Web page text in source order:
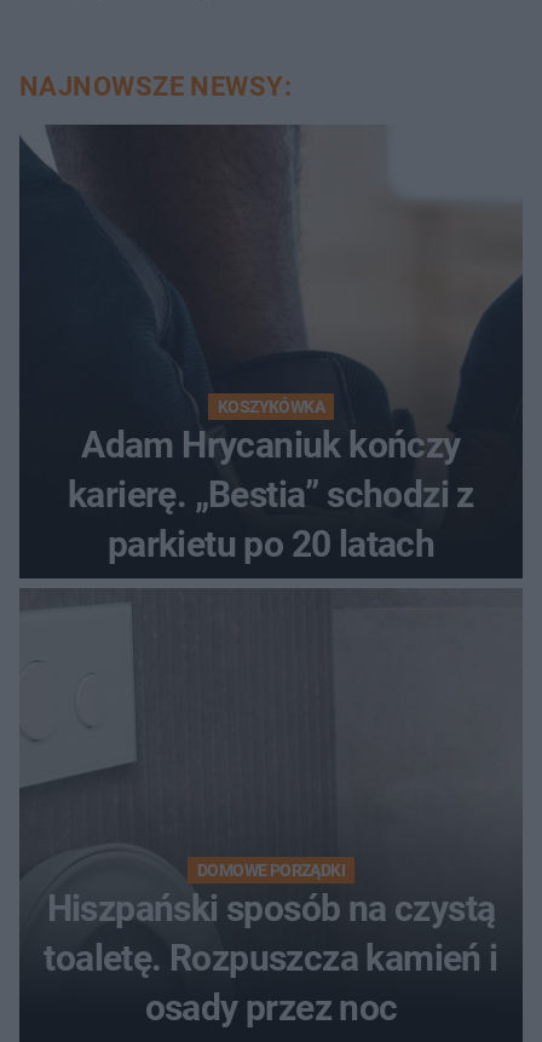
NAJNOWSZE NEWSY:
KOSZYKÓWKA
Adam Hrycaniuk kończy
karierę. „Bestia” schodzi z
parkietu po 20 latach
DOMOWE PORZĄDKI
Hiszpański sposób na czystą
toaletę. Rozpuszcza kamień i
osady przez noc